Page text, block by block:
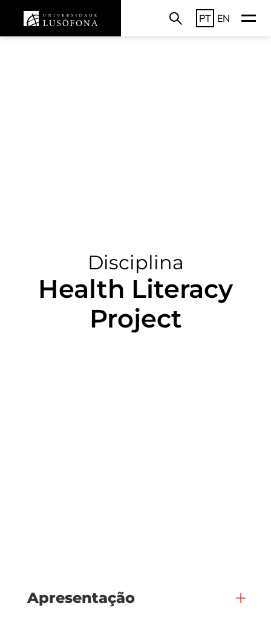
PT EN
Disciplina
Health Literacy
Project
Apresentação